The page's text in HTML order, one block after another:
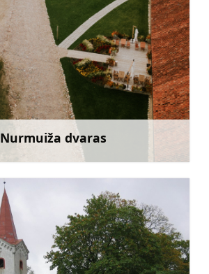
Nurmuiža dvaras
Sužinoti daugiau